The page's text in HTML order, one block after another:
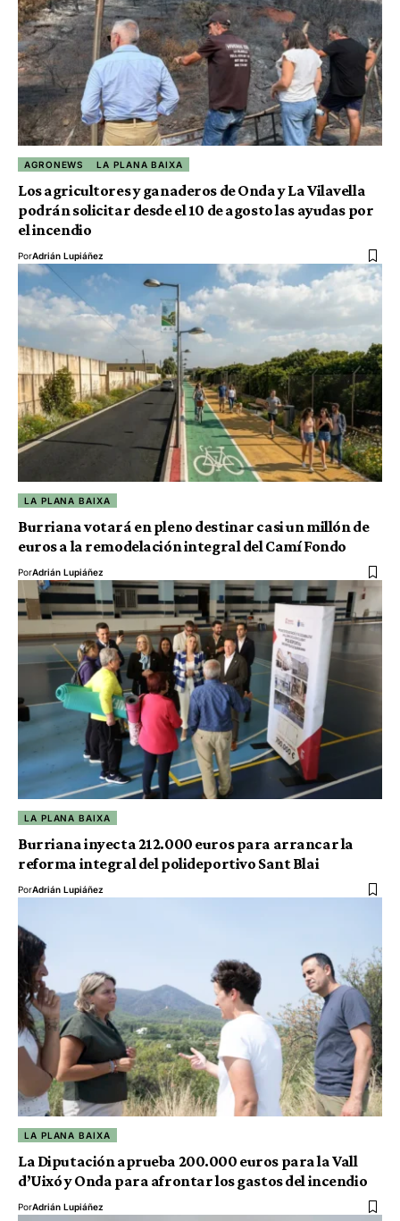
AGRONEWS LA PLANA BAIXA
Los agricultores y ganaderos de Onda y La Vilavella
podrán solicitar desde el 10 de agosto las ayudas por
el incendio
PorAdrián Lupiáñez
LA PLANA BAIXA
Burriana votará en pleno destinar casi un millón de
euros a la remodelación integral del Camí Fondo
PorAdrián Lupiáñez
LA PLANA BAIXA
Burriana inyecta 212.000 euros para arrancar la
reforma integral del polideportivo Sant Blai
PorAdrián Lupiáñez
LA PLANA BAIXA
La Diputación aprueba 200.000 euros para la Vall
d’Uixó y Onda para afrontar los gastos del incendio
PorAdrián Lupiáñez